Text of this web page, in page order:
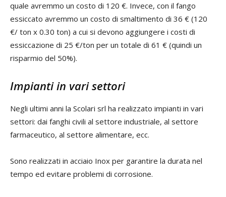
quale avremmo un costo di 120 €. Invece, con il fango
essiccato avremmo un costo di smaltimento di 36 € (120
€/ ton x 0.30 ton) a cui si devono aggiungere i costi di
essiccazione di 25 €/ton per un totale di 61 € (quindi un
risparmio del 50%).
Impianti in vari settori
Negli ultimi anni la Scolari srl ha realizzato impianti in vari
settori: dai fanghi civili al settore industriale, al settore
farmaceutico, al settore alimentare, ecc.
Sono realizzati in acciaio Inox per garantire la durata nel
tempo ed evitare problemi di corrosione.